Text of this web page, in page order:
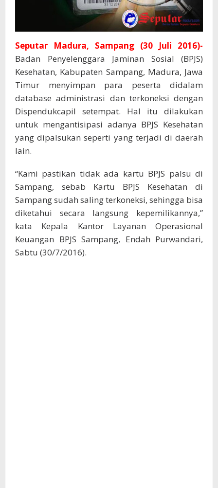
Seputar Madura, Sampang (30 Juli 2016)-
Badan Penyelenggara Jaminan Sosial (BPJS)
Kesehatan, Kabupaten Sampang, Madura, Jawa
Timur menyimpan para peserta didalam
database administrasi dan terkoneksi dengan
Dispendukcapil setempat. Hal itu dilakukan
untuk mengantisipasi adanya BPJS Kesehatan
yang dipalsukan seperti yang terjadi di daerah
lain.
“Kami pastikan tidak ada kartu BPJS palsu di
Sampang, sebab Kartu BPJS Kesehatan di
Sampang sudah saling terkoneksi, sehingga bisa
diketahui secara langsung kepemilikannya,”
kata Kepala Kantor Layanan Operasional
Keuangan BPJS Sampang, Endah Purwandari,
Sabtu (30/7/2016).